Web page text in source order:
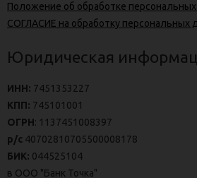
Положение об обработке
СОГЛАСИЕ на обработку персональных
Юридическая
ИНН: 7451353227
КПП: 745101001
ОГРН: 1137451008397
р/с 40702810705500008178
БИК: 044525104
в ООО "Банк Точка"